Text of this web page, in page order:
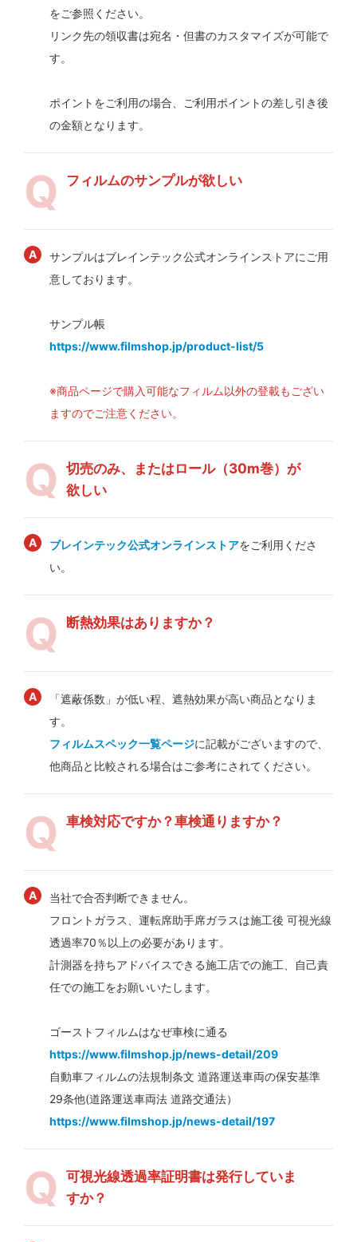
をご参照ください。
リンク先の領収書は宛名・但書のカスタマイズが可能で
す。
ポイントをご利用の場合、ご利用ポイントの差し引き後
の金額となります。
フィルムのサンプルが欲しい
サンプルはブレインテック公式オンラインストアにご用
意しております。
サンプル帳
https://www.filmshop.jp/product-list/5
※商品ページで購入可能なフィルム以外の登載もござい
ますのでご注意ください。
切売のみ、またはロール（30m巻）が
欲しい
ブレインテック公式オンラインストアをご利用くださ
い。
断熱効果はありますか？
「遮蔽係数」が低い程、遮熱効果が高い商品となりま
す。
フィルムスペック一覧ページに記載がございますので、
他商品と比較される場合はご参考にされてください。
車検対応ですか？車検通りますか？
当社で合否判断できません。
フロントガラス、運転席助手席ガラスは施工後 可視光線
透過率70％以上の必要があります。
計測器を持ちアドバイスできる施工店での施工、自己責
任での施工をお願いいたします。
ゴーストフィルムはなぜ車検に通る
https://www.filmshop.jp/news-detail/209
自動車フィルムの法規制条文 道路運送車両の保安基準
29条他(道路運送車両法 道路交通法）
https://www.filmshop.jp/news-detail/197
可視光線透過率証明書は発行していま
すか？